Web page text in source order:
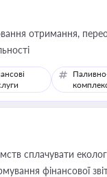
отримання,
сплачувати
фінансової